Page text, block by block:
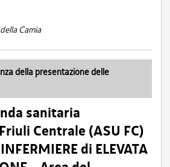
Carnia
della presentazione delle
sanitaria
Centrale (ASU FC)
di ELEVATA